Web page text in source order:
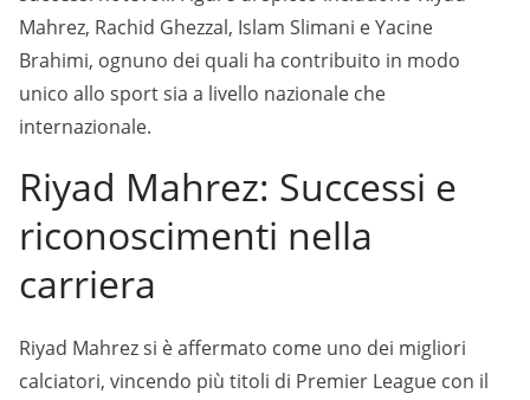
Mahrez, Rachid Ghezzal, Islam Slimani e Yacine
Brahimi, ognuno dei quali ha contribuito in modo
unico allo sport sia a livello nazionale che
internazionale.
Riyad Mahrez: Successi e
riconoscimenti nella
carriera
Riyad Mahrez si è affermato come uno dei migliori
calciatori, vincendo più titoli di Premier League con il